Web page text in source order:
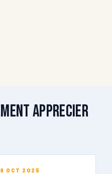
apprecier
OCT 2025